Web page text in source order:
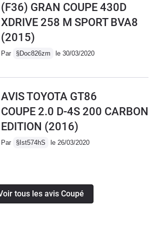
(F36) GRAN COUPE 430D
XDRIVE 258 M SPORT BVA8
(2015)
Par §Doc826zm le 30/03/2020
AVIS TOYOTA GT86
COUPE 2.0 D-4S 200 CARBON
EDITION (2016)
Par §Ist574hS le 26/03/2020
tous les avis Coupé